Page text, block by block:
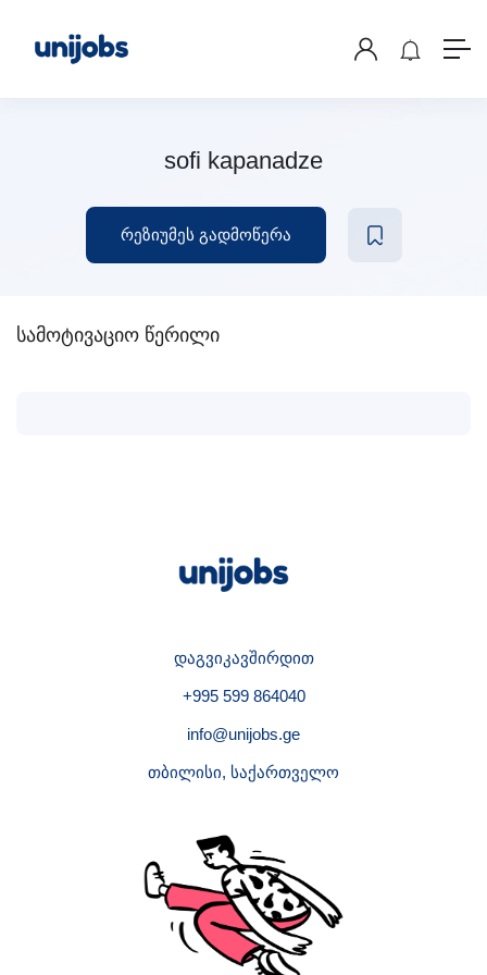
sofi kapanadze
რეზიუმეს გადმოწერა
სამოტივაციო წერილი
დაგვიკავშირდით
+995 599 864040
info@unijobs.ge
თბილისი, საქართველო